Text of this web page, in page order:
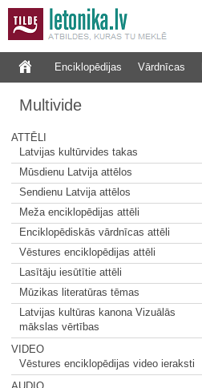
Enciklopēdijas Vārdnīcas
Multivide
ATTĒLI
Latvijas kultūrvides takas
Mūsdienu Latvija attēlos
Sendienu Latvija attēlos
Meža enciklopēdijas attēli
Enciklopēdiskās vārdnīcas attēli
Vēstures enciklopēdijas attēli
Lasītāju iesūtītie attēli
Mūzikas literatūras tēmas
Latvijas kultūras kanona Vizuālās
mākslas vērtības
VIDEO
Vēstures enciklopēdijas video ieraksti